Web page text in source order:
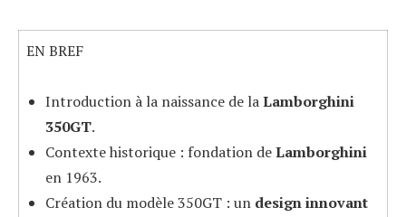
EN BREF
Introduction à la naissance de laLamborghini
350GT.
Contexte historique : fondation deLamborghini
en 1963.
Création du modèle 350GT : un design innovant